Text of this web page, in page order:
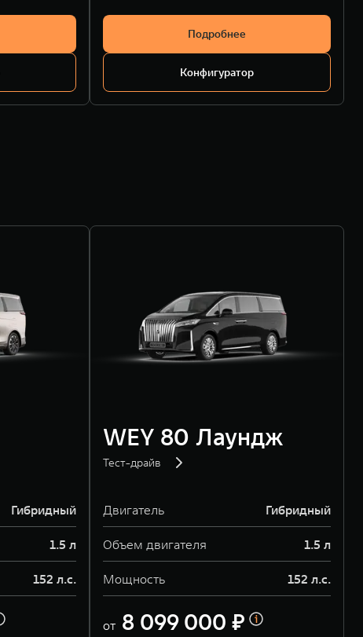
Подробнее
Конфигуратор
Гибридный
1.5 л
152 л.с.
WEY 80 Лаундж
Тест-драйв
Двигатель Гибридный
Объем двигателя 1.5 л
Мощность 152 л.с.
от 8 099 000 ₽